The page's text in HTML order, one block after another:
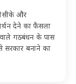
और
देने का फैसला
गठबंधन के पास
सरकार बनाने का